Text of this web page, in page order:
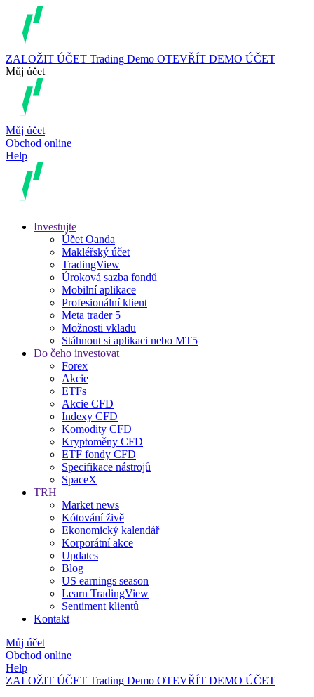
ZALOŽIT ÚČET Trading Demo OTEVŘÍT DEMO ÚČET
Můj účet
Můj účet
Obchod online
Help
Investujte
Účet Oanda
Makléřský účet
TradingView
Úroková sazba fondů
Mobilní aplikace
Profesionální klient
Meta trader 5
Možnosti vkladu
Stáhnout si aplikaci nebo MT5
Do čeho investovat
Forex
Akcie
ETFs
Akcie CFD
Indexy CFD
Komodity CFD
Kryptoměny CFD
ETF fondy CFD
Specifikace nástrojů
SpaceX
TRH
Market news
Kótování živě
Ekonomický kalendář
Korporátní akce
Updates
Blog
US earnings season
Learn TradingView
Sentiment klientů
Kontakt
Můj účet
Obchod online
Help
ZALOŽIT ÚČET Trading Demo OTEVŘÍT DEMO ÚČET